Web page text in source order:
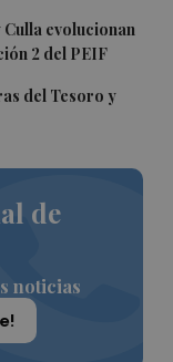
evolucionan
2 del PEIF
del Tesoro y
de
noticias